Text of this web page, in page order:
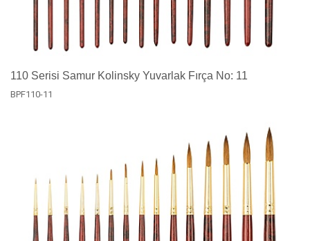
110 Serisi Samur Kolinsky Yuvarlak Fırça No: 11
BPF110-11